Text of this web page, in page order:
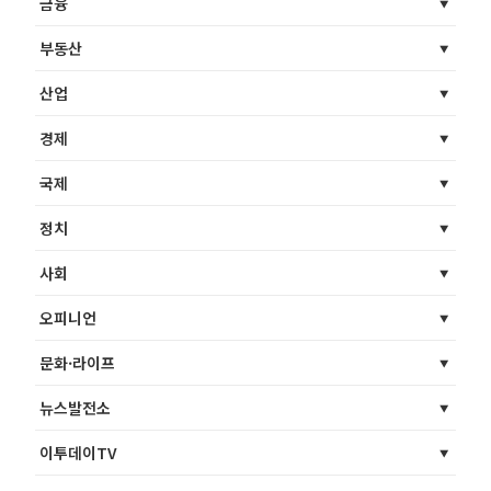
부동산
산업
경제
국제
정치
사회
오피니언
문화·라이프
뉴스발전소
이투데이TV